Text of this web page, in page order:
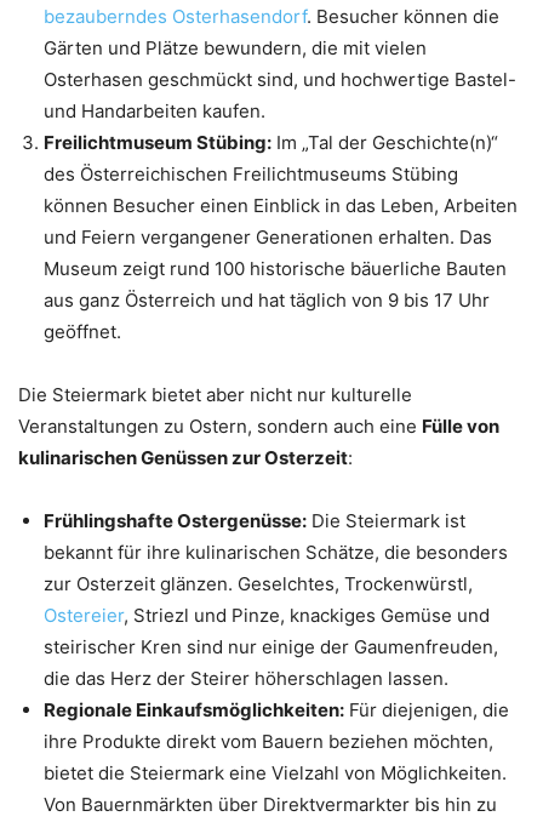
bezauberndes Osterhasendorf. Besucher können die
Gärten und Plätze bewundern, die mit vielen
Osterhasen geschmückt sind, und hochwertige Bastel-
und Handarbeiten kaufen.
Freilichtmuseum Stübing: Im „Tal der Geschichte(n)“
des Österreichischen Freilichtmuseums Stübing
können Besucher einen Einblick in das Leben, Arbeiten
und Feiern vergangener Generationen erhalten. Das
Museum zeigt rund 100 historische bäuerliche Bauten
aus ganz Österreich und hat täglich von 9 bis 17 Uhr
geöffnet.
Die Steiermark bietet aber nicht nur kulturelle
Veranstaltungen zu Ostern, sondern auch eine Fülle von
kulinarischen Genüssen zur Osterzeit:
Frühlingshafte Ostergenüsse: Die Steiermark ist
bekannt für ihre kulinarischen Schätze, die besonders
zur Osterzeit glänzen. Geselchtes, Trockenwürstl,
Ostereier, Striezl und Pinze, knackiges Gemüse und
steirischer Kren sind nur einige der Gaumenfreuden,
die das Herz der Steirer höherschlagen lassen.
Regionale Einkaufsmöglichkeiten: Für diejenigen, die
ihre Produkte direkt vom Bauern beziehen möchten,
bietet die Steiermark eine Vielzahl von Möglichkeiten.
Von Bauernmärkten über Direktvermarkter bis hin zu